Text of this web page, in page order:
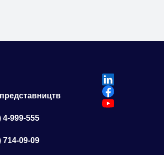
4-999-555
714-09-09